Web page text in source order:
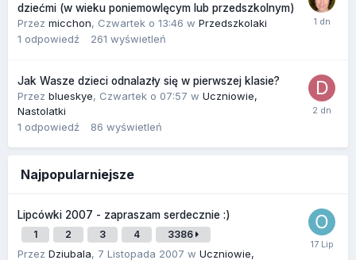
dziećmi (w wieku poniemowlęcym lub przedszkolnym)
Przez micchon, Czwartek o 13:46 w Przedszkolaki
1 odpowiedź 261 wyświetleń
Jak Wasze dzieci odnalazły się w pierwszej klasie?
Przez blueskye, Czwartek o 07:57 w Uczniowie,
Nastolatki
1 odpowiedź 86 wyświetleń
Najpopularniejsze
Lipcówki 2007 - zapraszam serdecznie :)
1 2 3 4 3386
Przez Dziubala, 7 Listopada 2007 w Uczniowie,